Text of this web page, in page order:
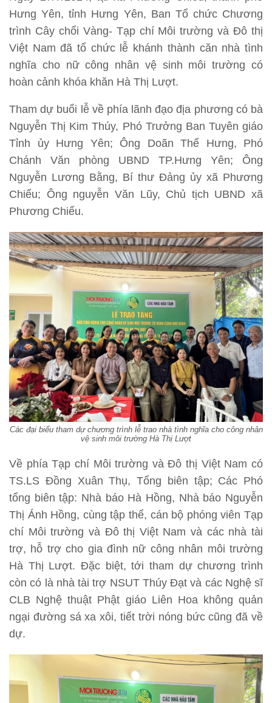
Hưng Yên, tỉnh Hưng Yên, Ban Tổ chức Chương
trình Cây chổi Vàng- Tạp chí Môi trường và Đô thị
Việt Nam đã tổ chức lễ khánh thành căn nhà tình
nghĩa cho nữ công nhân vệ sinh môi trường có
hoàn cảnh khóa khăn Hà Thị Lượt.
Tham dự buổi lễ về phía lãnh đạo địa phương có bà
Nguyễn Thị Kim Thúy, Phó Trưởng Ban Tuyên giáo
Tỉnh ủy Hưng Yên; Ông Doãn Thế Hưng, Phó
Chánh Văn phòng UBND TP.Hưng Yên; Ông
Nguyễn Lương Bằng, Bí thư Đảng ủy xã Phương
Chiểu; Ông nguyễn Văn Lũy, Chủ tịch UBND xã
Phương Chiểu.
Các đại biểu tham dự chương trình lễ trao nhà tình nghĩa cho công nhân
vệ sinh môi trường Hà Thị Lượt
Về phía Tạp chí Môi trường và Đô thị Việt Nam có
TS.LS Đồng Xuân Thụ, Tổng biên tập; Các Phó
tổng biên tập: Nhà báo Hà Hồng, Nhà báo Nguyễn
Thị Ánh Hồng, cùng tập thể, cán bộ phóng viên Tạp
chí Môi trường và Đô thị Việt Nam và các nhà tài
trợ, hỗ trợ cho gia đình nữ công nhân môi trường
Hà Thị Lượt. Đặc biệt, tới tham dự chương trình
còn có là nhà tài trợ NSUT Thúy Đạt và các Nghệ sĩ
CLB Nghệ thuật Phật giáo Liên Hoa không quản
ngại đường sá xa xôi, tiết trời nóng bức cũng đã về
dự.